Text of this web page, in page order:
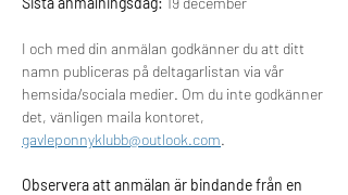
I och med din anmälan godkänner du att ditt
namn publiceras på deltagarlistan via vår
hemsida/sociala medier. Om du inte godkänner
det, vänligen maila kontoret,
gavleponnyklubb@outlook.com.
Observera att anmälan är bindande från en